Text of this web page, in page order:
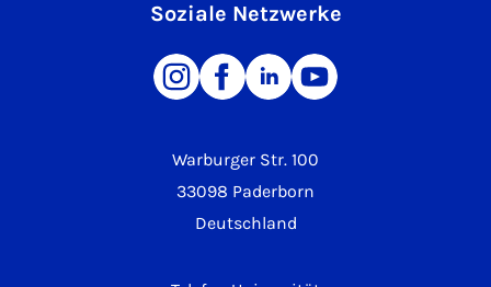
Warburger Str. 100
33098 Paderborn
Deutschland
Soziale Netzwerke